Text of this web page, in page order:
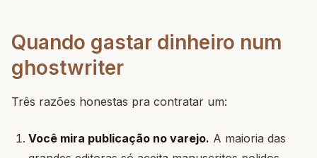
Quando gastar dinheiro num
ghostwriter
Três razões honestas pra contratar um:
Você mira publicação no varejo. A maioria das